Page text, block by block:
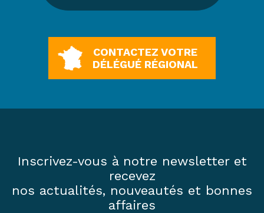
CONTACTEZ VOTRE
DÉLÉGUÉ RÉGIONAL
Inscrivez-vous à notre newsletter et
recevez
nos actualités, nouveautés et bonnes
affaires